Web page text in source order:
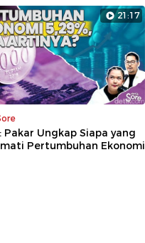
21:17
Pakar Ungkap Siapa yang
Pertumbuhan Ekonomi